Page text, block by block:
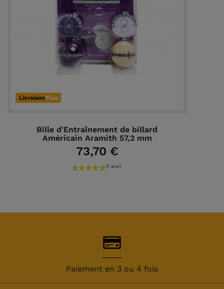
LivraisonPlus
Bille d'Entraînement de billard
Américain Aramith 57,2 mm
73,70 €
Paiement en 3 ou 4 fois